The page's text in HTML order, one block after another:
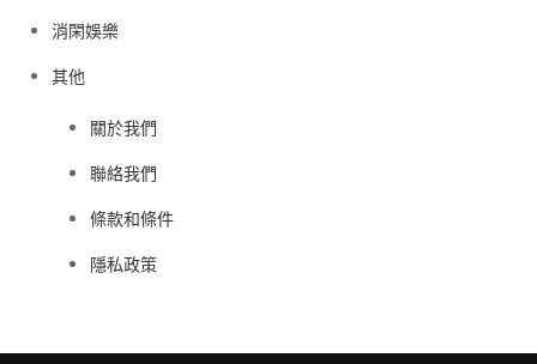
消閑娛樂
其他
關於我們
聯絡我們
條款和條件
隱私政策